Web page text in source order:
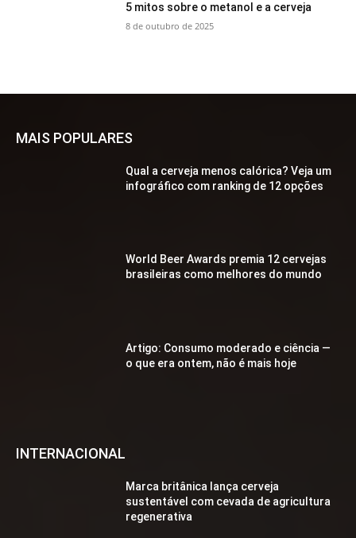
5 mitos sobre o metanol e a cerveja
8 de outubro de 2025
MAIS POPULARES
Qual a cerveja menos calórica? Veja um
infográfico com ranking de 12 opções
World Beer Awards premia 12 cervejas
brasileiras como melhores do mundo
Artigo: Consumo moderado e ciência —
o que era ontem, não é mais hoje
INTERNACIONAL
Marca britânica lança cerveja
sustentável com cevada de agricultura
regenerativa